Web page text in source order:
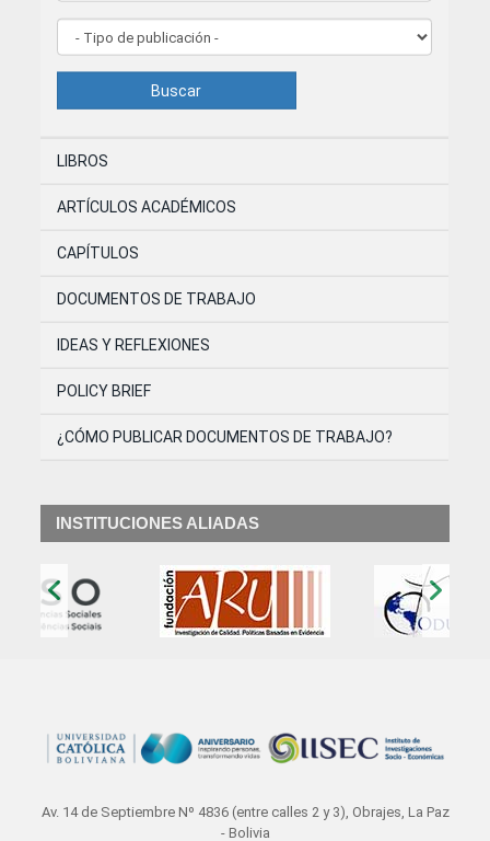
Buscar
LIBROS
ARTÍCULOS ACADÉMICOS
CAPÍTULOS
DOCUMENTOS DE TRABAJO
IDEAS Y REFLEXIONES
POLICY BRIEF
¿CÓMO PUBLICAR DOCUMENTOS DE TRABAJO?
INSTITUCIONES ALIADAS
Av. 14 de Septiembre Nº 4836 (entre calles 2 y 3), Obrajes, La Paz
- Bolivia